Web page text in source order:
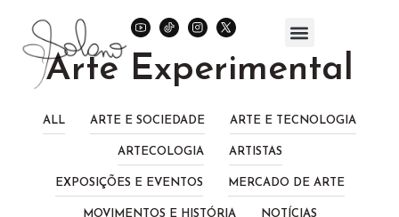
Arte Experimental
ALL ARTE E SOCIEDADE ARTE E TECNOLOGIA
ARTECOLOGIA ARTISTAS
EXPOSIÇÕES E EVENTOS MERCADO DE ARTE
MOVIMENTOS E HISTÓRIA NOTÍCIAS